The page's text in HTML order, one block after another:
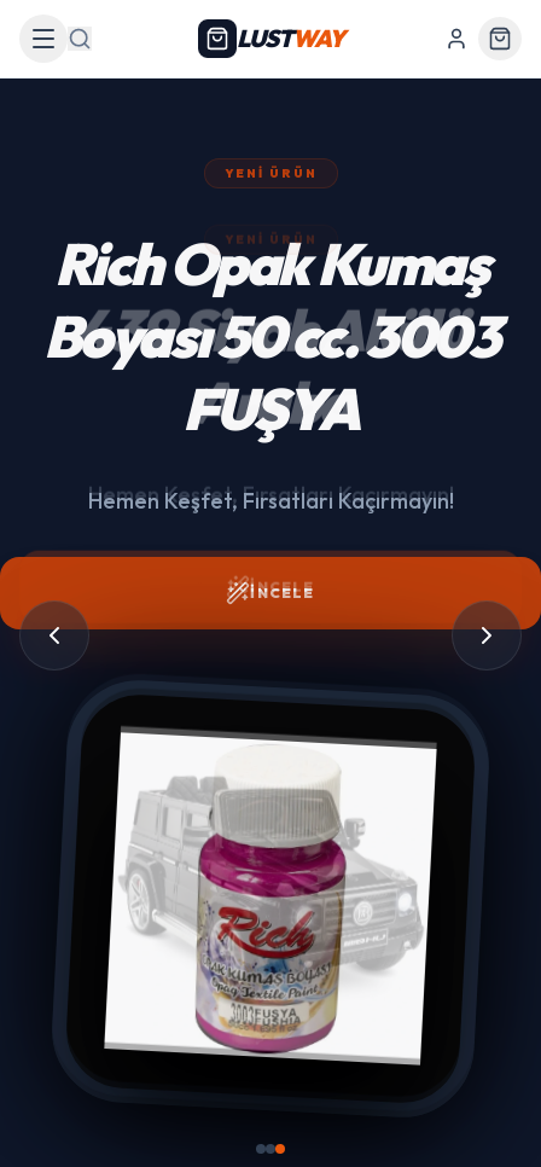
Arama LUSTWAY
439 Siyah Akülü
Araba
İNCELE